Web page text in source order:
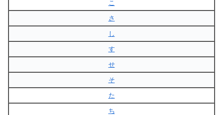
こ
さ
し
す
せ
そ
た
ち